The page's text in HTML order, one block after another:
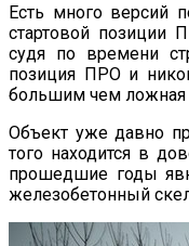
Есть много версий
стартовой позиции
судя по времени
позиция ПРО и
большим чем ложная
Объект уже давно
того находится в
прошедшие годы
железобетонный